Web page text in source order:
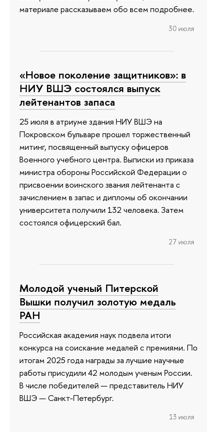
материале рассказываем обо всем подробнее.
30 июля
«Новое поколение защитников»: в
НИУ ВШЭ состоялся выпуск
лейтенантов запаса
25 июля в атриуме здания НИУ ВШЭ на
Покровском бульваре прошел торжественный
митинг, посвященный выпуску офицеров
Военного учебного центра. Выписки из приказа
министра обороны Российской Федерации о
присвоении воинского звания лейтенанта с
зачислением в запас и дипломы об окончании
университета получили 132 человека. Затем
состоялся офицерский бал.
27 июля
Молодой ученый Питерской
Вышки получил золотую медаль
РАН
Российская академия наук подвела итоги
конкурса на соискание медалей с премиями. По
итогам 2025 года награды за лучшие научные
работы присудили 42 молодым ученым России.
В числе победителей — представитель НИУ
ВШЭ — Санкт-Петербург.
13 июля